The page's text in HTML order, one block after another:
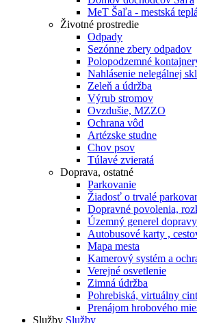
MeT Šaľa - mestská
Životné prostredie
Odpady
Sezónne zbery odpadov
Polopodzemné
Nahlásenie nelegálnej
Zeleň a údržba
Výrub stromov
Ovzdušie, MZZO
Ochrana vôd
Artézske studne
Chov psov
Túlavé zvieratá
Doprava, ostatné
Parkovanie
Žiadosť o trvalé
Dopravné povolenia,
Územný generel dopravy
Autobusové karty ,
Mapa mesta
Kamerový systém a
Verejné osvetlenie
Zimná údržba
Pohrebiská, virtuálny
Prenájom hrobového
Služby Služby